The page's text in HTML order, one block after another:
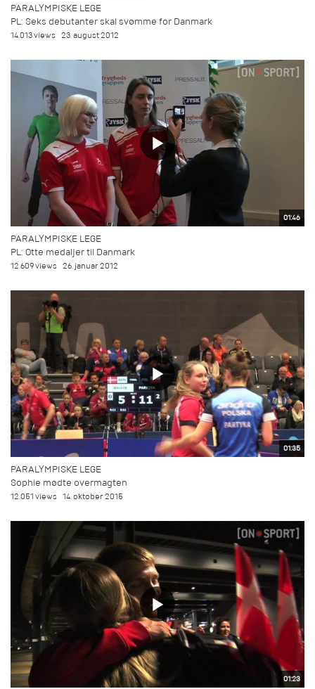
PARALYMPISKE LEGE
PL: Seks debutanter skal svømme for Danmark
14.013 views 23. august 2012
01:46
PARALYMPISKE LEGE
PL: Otte medaljer til Danmark
12.609 views 26. januar 2012
01:35
PARALYMPISKE LEGE
Sophie mødte overmagten
12.051 views 14. oktober 2015
01:23